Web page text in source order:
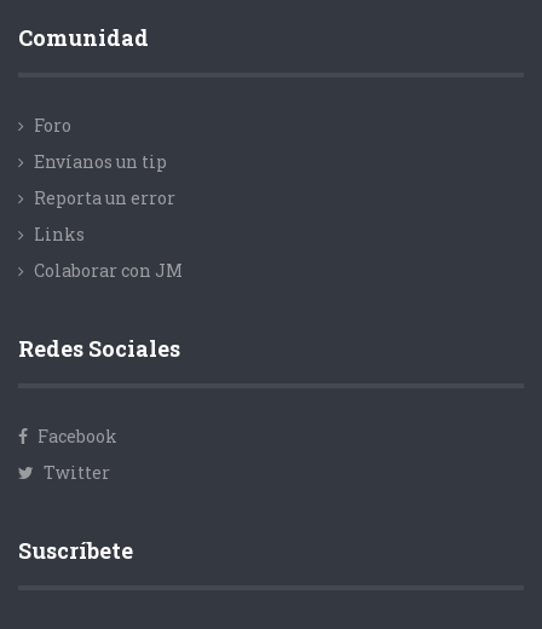
Comunidad
Foro
Envíanos un tip
Reporta un error
Links
Colaborar con JM
Redes Sociales
Facebook
Twitter
Suscríbete